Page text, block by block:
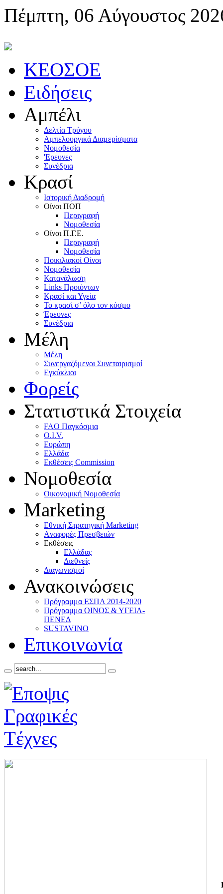
Πέμπτη, 06 Αύγουστος
KEOΣOE
Ειδήσεις
Αμπέλι
Δελτία Τρύγου
Αμπελουργικά Διαμερίσματα
Nομοθεσία
'Eρευνες
Συνέδρια
Κρασί
Iστορική Διαδρομή
Oίνοι ΠOΠ
Περιγραφή
Nομοθεσία
Oίνοι Π.Γ.E.
Περιγραφή
Νομοθεσία
Ποικιλιακοί Oίνοι
Nομοθεσία
Κατανάλωση
Links Προιόντων
Κρασί και Υγεία
To κρασί σ’ όλο τον κόσμο
Έρευνες
Συνέδρια
Μέλη
Mέλη
Συνεργαζόμενοι Συνεταιρισμοί
Εγκύκλιοι
Φορείς
Στατιστικά Στοιχεία
FAO Παγκόσμια
O.I.V.
Ευρώπη
Ελλάδα
Eκθέσεις Commission
Νομοθεσία
Οικονομική Νομοθεσία
Marketing
Eθνική Στρατηγική Marketing
Aναφορές Πρεσβειών
Eκθέσεις
Eλλάδας
Διεθνείς
Διαγωνισμοί
Ανακοινώσεις
Πρόγραμμα ΕΣΠΑ 2014-2020
Πρόγραμμα ΟΙΝΟΣ & ΥΓΕΙΑ-
ΠΕΝΕΔ
SUSTAVINO
Επικοινωνία